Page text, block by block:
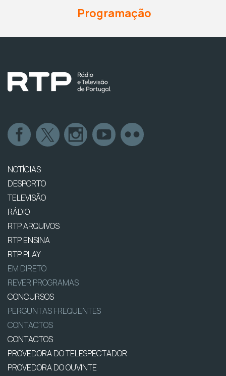
Programação
NOTÍCIAS
DESPORTO
TELEVISÃO
RÁDIO
RTP ARQUIVOS
RTP ENSINA
RTP PLAY
EM DIRETO
REVER PROGRAMAS
CONCURSOS
PERGUNTAS FREQUENTES
CONTACTOS
CONTACTOS
PROVEDORA DO TELESPECTADOR
PROVEDORA DO OUVINTE